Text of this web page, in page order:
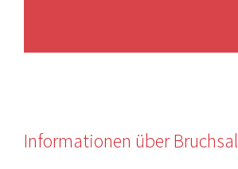
Informationen über Bruchsal